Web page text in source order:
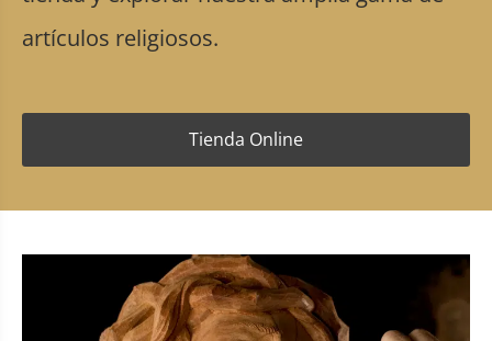
artículos religiosos.
Tienda Online